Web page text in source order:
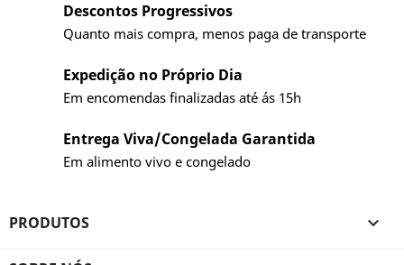
Descontos Progressivos
Quanto mais compra, menos paga de transporte
Expedição no Próprio Dia
Em encomendas finalizadas até ás 15h
Entrega Viva/Congelada Garantida
Em alimento vivo e congelado
PRODUTOS 